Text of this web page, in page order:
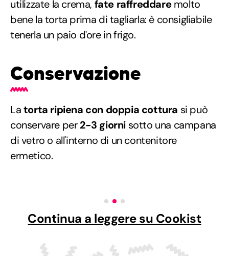
utilizzate la crema, fate raffreddaremolto
bene la torta prima di tagliarla: è consigliabile
tenerla un paio d'ore in frigo.
Conservazione
Latorta ripiena con doppia cottura si può
conservare per2-3 giorni sotto una campana
di vetro o all'interno di un contenitore
ermetico.
Continua a leggere su Cookist